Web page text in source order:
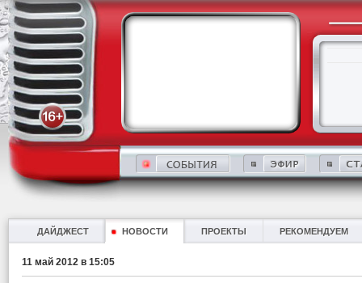
ДАЙДЖЕСТ НОВОСТИ ПРОЕКТЫ РЕКОМЕНДУЕМ
11 май 2012 в 15:05